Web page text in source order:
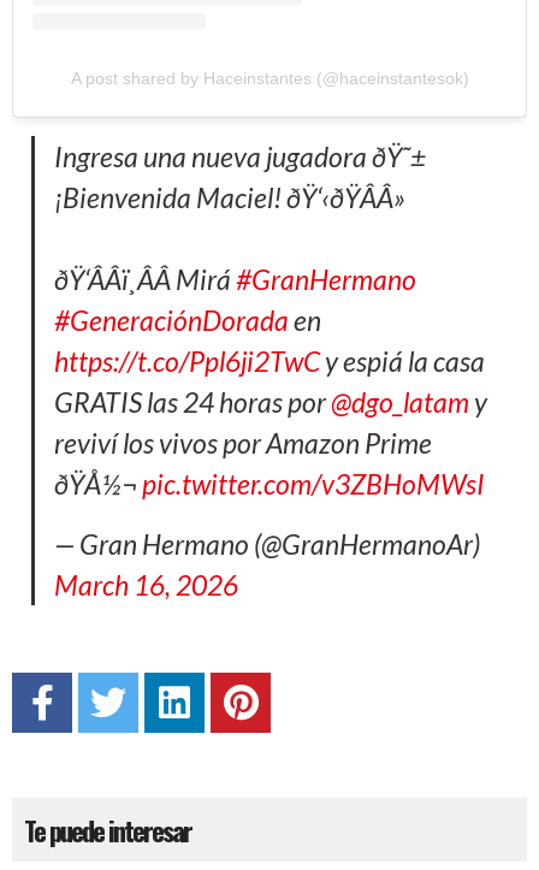
A post shared by Haceinstantes (@haceinstantesok)
Ingresa una nueva jugadora ðŸ˜±
¡Bienvenida Maciel! ðŸ‘‹ðŸÂÂ»
ðŸ‘ÂÂï¸ÂÂ Mirá#GranHermano
#GeneraciónDoradaen
https://t.co/Ppl6ji2TwCy espiá la casa
GRATIS las 24 horas por@dgo_latam y
reviví los vivos por Amazon Prime
ðŸÅ½¬ pic.twitter.com/v3ZBHoMWsI
— Gran Hermano (@GranHermanoAr)
March 16, 2026
Te puede interesar